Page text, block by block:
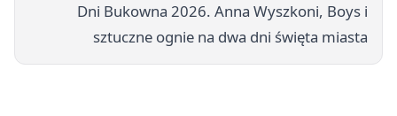
Dni Bukowna 2026. Anna Wyszkoni, Boys i
sztuczne ognie na dwa dni święta miasta